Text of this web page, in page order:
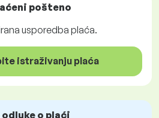
pošteno
usporedba plaća.
istraživanju plaća
o plaći